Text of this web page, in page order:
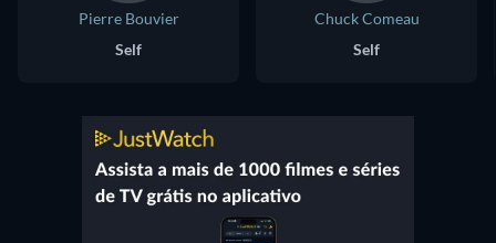
Pierre Bouvier
Self
Chuck Comeau
Self